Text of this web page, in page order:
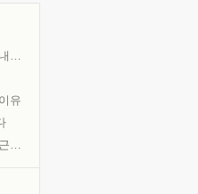
귀를 열고 마음을 내어주고
유
흙이 된 몸으로 출근하는 여자